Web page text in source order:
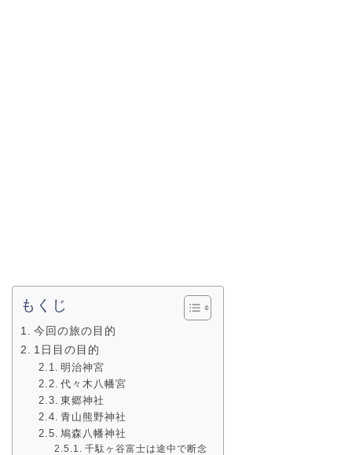
もくじ
今回の旅の目的
1日目の目的
明治神宮
代々木八幡宮
東郷神社
青山熊野神社
鳩森八幡神社
千駄ヶ谷富士は途中で断念